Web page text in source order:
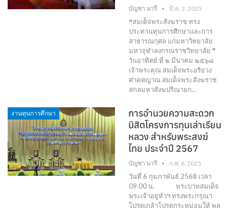
บัญชา นารี มี.ค. 2, 2025
❝สมเด็จพระสังฆราช ทรง
ประทานทุนการศึกษาและการ
สาธารณกุศล แก่มหาวิทยาลัย
มหาจุฬาลงกรณราชวิทยาลัย ❞
วันอาทิตย์ ที่ ๒ มีนาคม ๒๕๖๘
เจ้าพระคุณ สมเด็จพระอริยวง
ศาคตญาณ สมเด็จพระสังฆราช
สกลมหาสังฆปริณายก…
งานทุนการศึกษา
การอำนวยความสะดวก
นิสิตโครงการทุนเล่าเรียน
หลวง สําหรับพระสงฆ์
ไทย ประจําปี 2567
บัญชา นารี ก.พ. 6, 2025
วันที่ 6 กุมภาพันธ์ 2568 เวลา
09.00 น. พระบาทสมเด็จ
พระเจ้าอยู่หัวฯ ทรงพระกรุณา
โปรดเกล้าโปรดกระหม่อมให้ พล